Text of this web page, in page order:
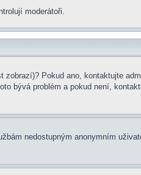
moderátoři.
Pokud ano, kontaktujte
bývá problém a pokud není,
nedostupným anonymním